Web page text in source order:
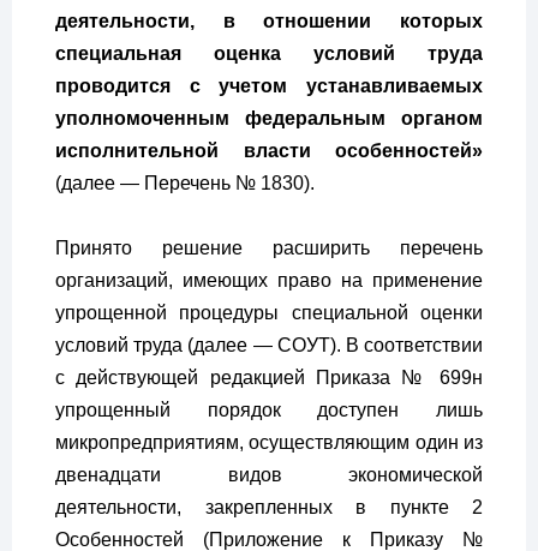
деятельности, в отношении которых
специальная оценка условий труда
проводится с учетом устанавливаемых
уполномоченным федеральным органом
исполнительной власти особенностей»
(далее — Перечень № 1830).
Принято решение расширить перечень
организаций, имеющих право на применение
упрощенной процедуры специальной оценки
условий труда (далее — СОУТ). В соответствии
с действующей редакцией Приказа № 699н
упрощенный порядок доступен лишь
микропредприятиям, осуществляющим один из
двенадцати видов экономической
деятельности, закрепленных в пункте 2
Особенностей (Приложение к Приказу №